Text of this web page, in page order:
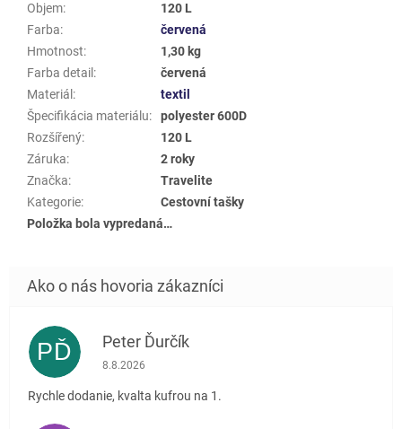
Objem:
120 L
Farba:
červená
Hmotnost:
1,30 kg
Farba detail :
červená
Materiál :
textil
Špecifikácia materiálu:
polyester 600D
Rozšířený:
120 L
Záruka:
2 roky
Značka:
Travelite
Kategorie:
Cestovní tašky
Položka bola vypredaná…
PĎ Peter Ďurčík
Hodnotenie obchodu je 5 z 5 hviezdičiek.
8.8.2026
Rychle dodanie, kvalta kufrou na 1.